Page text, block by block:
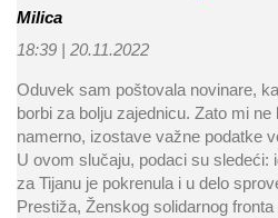
Milica
18:39 | 20.11.2022
Oduvek sam poštovala novinare,
borbi za bolju zajednicu. Zato mi
namerno, izostave važne podatke
U ovom slučaju, podaci su sledeći:
za Tijanu je pokrenula i u delo
Prestiža, Ženskog solidarnog